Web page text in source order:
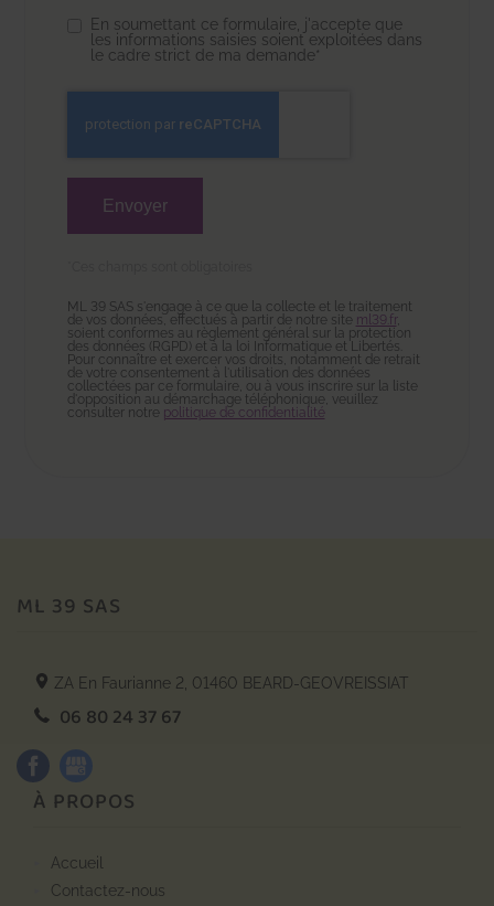
En soumettant ce formulaire, j'accepte que
les informations saisies soient exploitées dans
le cadre strict de ma demande*
ML 39 SAS s'engage à ce que la collecte et le traitement
de vos données, effectués à partir de notre site ml39.fr,
soient conformes au règlement général sur la protection
des données (RGPD) et à la loi Informatique et Libertés.
Pour connaître et exercer vos droits, notamment de retrait
de votre consentement à l'utilisation des données
collectées par ce formulaire, ou à vous inscrire sur la liste
d'opposition au démarchage téléphonique, veuillez
consulter notre politique de confidentialité
ML 39 SAS
ZA En Faurianne 2, 01460 BEARD-GEOVREISSIAT
06 80 24 37 67
À PROPOS
accueil
contactez-nous